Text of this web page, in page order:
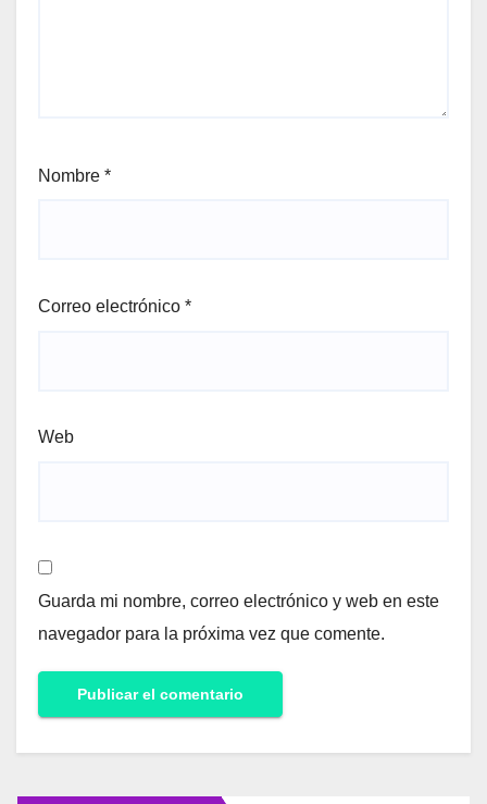
Nombre *
Correo electrónico *
Web
Guarda mi nombre, correo electrónico y web en este
navegador para la próxima vez que comente.